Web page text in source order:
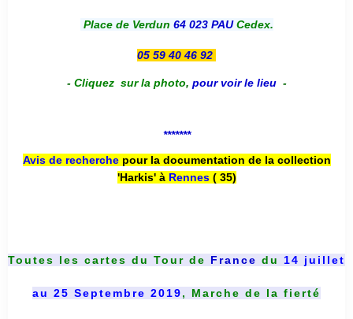
Place de Verdun 64 023 PAUCedex.
05 59 40 46 92
- Cliquez sur la photo, pour voir le lieu -
*******
Avis de recherche pour la documentation de la collection
'Harkis' à Rennes( 35)
Toutes les cartes du Tour de France du 14 juillet
au 25 Septembre 2019, Marche de la fierté